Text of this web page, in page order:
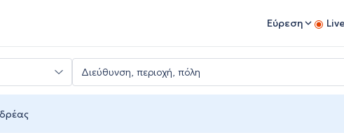
Εύρεση